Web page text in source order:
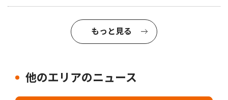
もっと見る
他のエリアのニュース